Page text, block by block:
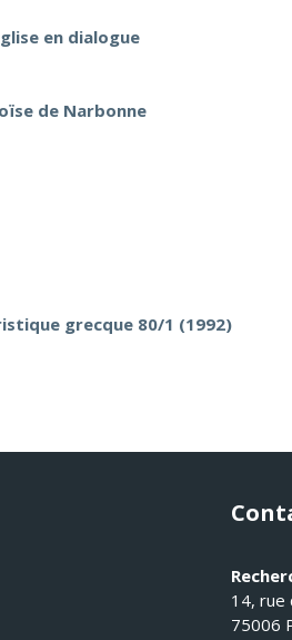
en dialogue
de Narbonne
grecque 80/1 (1992)
14, rue
75006